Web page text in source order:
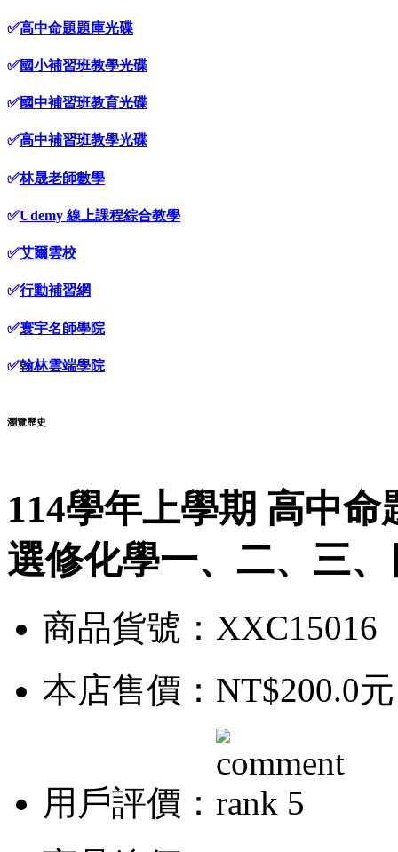
✅高中命題題庫光碟
✅國小補習班教學光碟
✅國中補習班教育光碟
✅高中補習班教學光碟
✅林晟老師數學
✅Udemy 線上課程綜合教學
✅艾爾雲校
✅行動補習網
✅寰宇名師學院
✅翰林雲端學院
瀏覽歷史
114學年上學期 高中
選修化學一、二、三
商品貨號：XXC15016
本店售價： NT$200.0元
用戶評價：